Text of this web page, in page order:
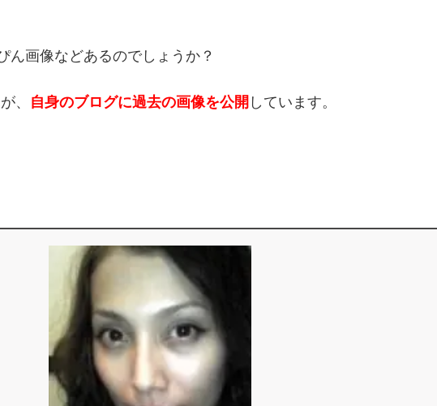
ん画像などあるのでしょうか？
、 自身のブログに過去の画像を公開 しています。